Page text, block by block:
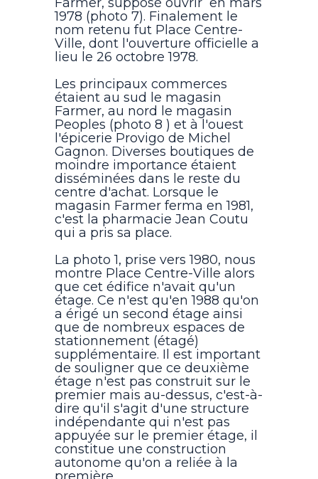
1978 (photo 7). Finalement le
nom retenu fut Place Centre-
Ville, dont l'ouverture officielle a
lieu le 26 octobre 1978.
Les principaux commerces
étaient au sud le magasin
Farmer, au nord le magasin
Peoples (photo 8 ) et à l'ouest
l'épicerie Provigo de Michel
Gagnon. Diverses boutiques de
moindre importance étaient
disséminées dans le reste du
centre d'achat. Lorsque le
magasin Farmer ferma en 1981,
c'est la pharmacie Jean Coutu
qui a pris sa place.
La photo 1, prise vers 1980, nous
montre Place Centre-Ville alors
que cet édifice n'avait qu'un
étage. Ce n'est qu'en 1988 qu'on
a érigé un second étage ainsi
que de nombreux espaces de
stationnement (étagé)
supplémentaire. Il est important
de souligner que ce deuxième
étage n'est pas construit sur le
premier mais au-dessus, c'est-à-
dire qu'il s'agit d'une structure
indépendante qui n'est pas
appuyée sur le premier étage, il
constitue une construction
autonome qu'on a reliée à la